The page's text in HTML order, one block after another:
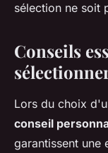
sélection ne soit
Conseils
Lors du choix
conseil
garantissent une